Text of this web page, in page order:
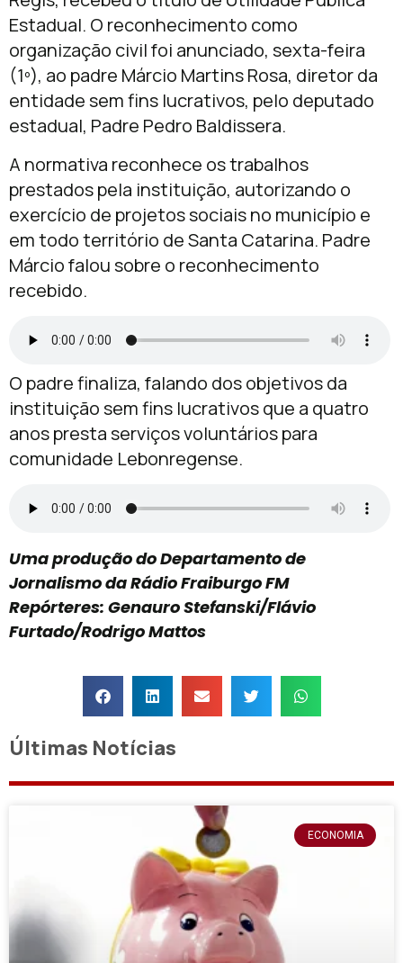
Estadual. O reconhecimento como
organização civil foi anunciado, sexta-feira
(1º), ao padre Márcio Martins Rosa, diretor da
entidade sem fins lucrativos, pelo deputado
estadual, Padre Pedro Baldissera.
A normativa reconhece os trabalhos
prestados pela instituição, autorizando o
exercício de projetos sociais no município e
em todo território de Santa Catarina. Padre
Márcio falou sobre o reconhecimento
recebido.
O padre finaliza, falando dos objetivos da
instituição sem fins lucrativos que a quatro
anos presta serviços voluntários para
comunidade Lebonregense.
Uma produção do Departamento de
Jornalismo da Rádio Fraiburgo FM
Repórteres: Genauro Stefanski/Flávio
Furtado/Rodrigo Mattos
Últimas Notícias
ECONOMIA